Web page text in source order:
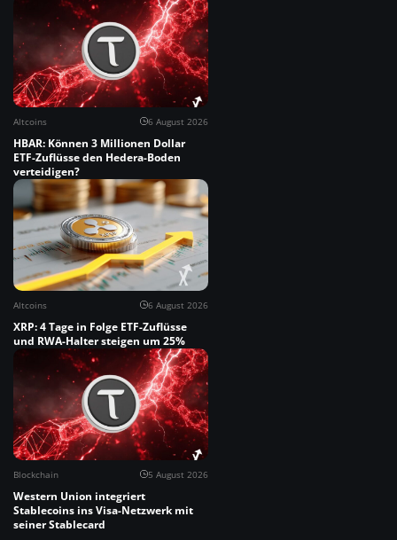
Altcoins 6 August 2026
HBAR: Können 3 Millionen Dollar
ETF-Zuflüsse den Hedera-Boden
verteidigen?
Altcoins 6 August 2026
XRP: 4 Tage in Folge ETF-Zuflüsse
und RWA-Halter steigen um 25%
Blockchain 5 August 2026
Western Union integriert
Stablecoins ins Visa-Netzwerk mit
seiner Stablecard